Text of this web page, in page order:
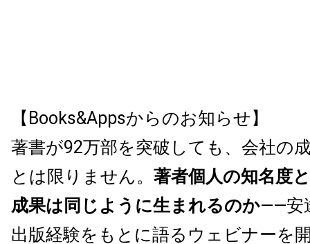
【Books&Appsからのお知らせ】
著書が92万部を突破しても、会社の
とは限りません。 著者個人の知名度
成果は同じように生まれるのか——安
出版経験をもとに語るウェビナーを